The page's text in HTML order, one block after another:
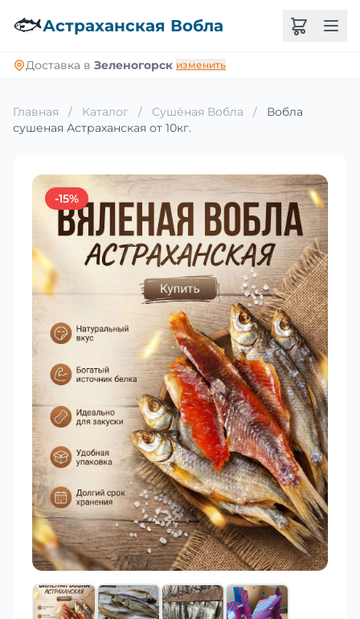
🐟Астраханская Вобла
Доставка в Зеленогорск изменить
Главная / Каталог / Сушёная Вобла /
Вобла
сушеная Астраханская от 10кг.
-15%